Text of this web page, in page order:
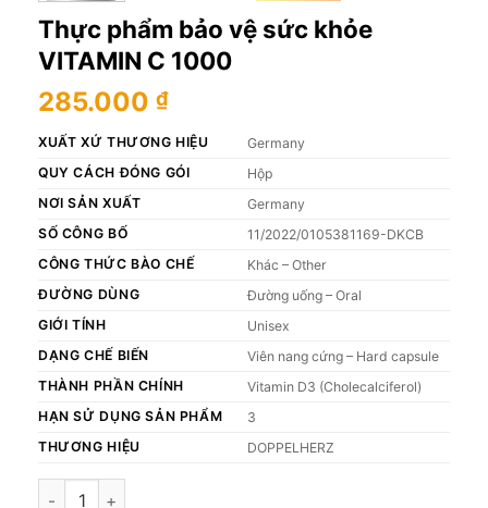
Thực phẩm bảo vệ sức khỏe
VITAMIN C 1000
285.000 ₫
XUẤT XỨ THƯƠNG HIỆU
Germany
QUY CÁCH ĐÓNG GÓI
Hộp
NƠI SẢN XUẤT
Germany
SỐ CÔNG BỐ
11/2022/0105381169-DKCB
CÔNG THỨC BÀO CHẾ
Khác – Other
ĐƯỜNG DÙNG
Đường uống – Oral
GIỚI TÍNH
Unisex
DẠNG CHẾ BIẾN
Viên nang cứng – Hard capsule
THÀNH PHẦN CHÍNH
Vitamin D3 (Cholecalciferol)
HẠN SỬ DỤNG SẢN PHẨM
3
THƯƠNG HIỆU
DOPPELHERZ
Thực phẩm bảo vệ sức khỏe VITAMIN C 1000 số lượng